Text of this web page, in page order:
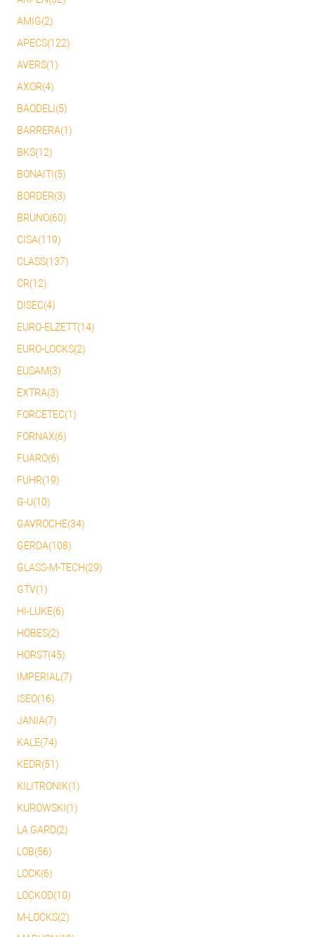
AMIG(2)
APECS(122)
AVERS(1)
AXOR(4)
BAODELI(5)
BARRERA(1)
BKS(12)
BONAITI(5)
BORDER(3)
BRUNO(60)
CISA(119)
CLASS(137)
CR(12)
DISEC(4)
EURO-ELZETT(14)
EURO-LOCKS(2)
EUSAM(3)
EXTRA(3)
FORCETEC(1)
FORNAX(6)
FUARO(6)
FUHR(19)
G-U(10)
GAVROCHE(34)
GERDA(108)
GLASS-M-TECH(29)
GTV(1)
HI-LUKE(6)
HOBES(2)
HORST(45)
IMPERIAL(7)
ISEO(16)
JANIA(7)
KALE(74)
KEDR(51)
KILITRONIK(1)
KUROWSKI(1)
LA GARD(2)
LOB(56)
LOCK(6)
LOCKOD(10)
M-LOCKS(2)